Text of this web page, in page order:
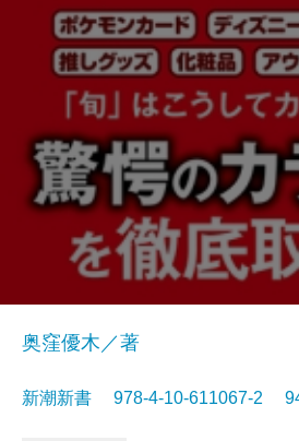
奥窪優木／著
新潮新書 978-4-10-611067-2